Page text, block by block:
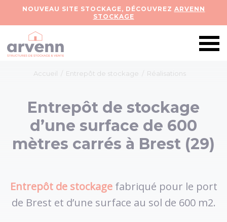
NOUVEAU SITE STOCKAGE, DÉCOUVREZ ARVENN
STOCKAGE
Accueil / Entrepôt de stockage / Réalisations
Entrepôt de stockage
d’une surface de 600
mètres carrés à Brest (29)
Entrepôt de stockagefabriqué pour le port
de Brest et d’une surface au sol de 600 m2.